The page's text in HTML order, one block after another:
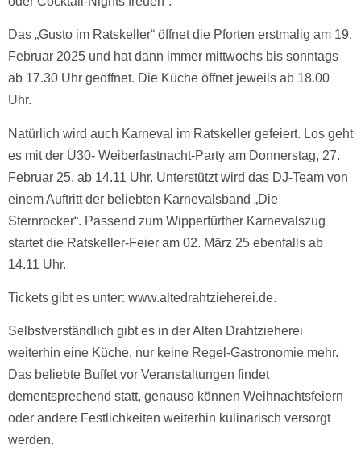
Das „Gusto im Ratskeller“ öffnet die Pforten erstmalig am 19.
Februar 2025 und hat dann immer mittwochs bis sonntags
ab 17.30 Uhr geöffnet. Die Küche öffnet jeweils ab 18.00
Uhr.
Natürlich wird auch Karneval im Ratskeller gefeiert. Los geht
es mit der Ü30- Weiberfastnacht-Party am Donnerstag, 27.
Februar 25, ab 14.11 Uhr. Unterstützt wird das DJ-Team von
einem Auftritt der beliebten Karnevalsband „Die
Sternrocker“. Passend zum Wipperfürther Karnevalszug
startet die Ratskeller-Feier am 02. März 25 ebenfalls ab
14.11 Uhr.
Tickets gibt es unter: www.altedrahtzieherei.de.
Selbstverständlich gibt es in der Alten Drahtzieherei
weiterhin eine Küche, nur keine Regel-Gastronomie mehr.
Das beliebte Buffet vor Veranstaltungen findet
dementsprechend statt, genauso können Weihnachtsfeiern
oder andere Festlichkeiten weiterhin kulinarisch versorgt
werden.